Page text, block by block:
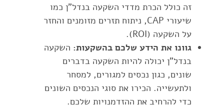
זה כולל הכרת מדדי השקעה בנדל"ן כמו
שיעורי CAP, ניתוח תזרים מזומנים והחזר
על השקעה (ROI).
גוונו את הידע שלכם בהשקעות: השקעה
בנדל"ן יכולה להיות השקעה בדברים
שונים, כגון נכסים למגורים, למסחר
ולתעשייה. הכירו את סוגי הנכסים השונים
כדי להרחיב את ההזדמנויות שלכם.